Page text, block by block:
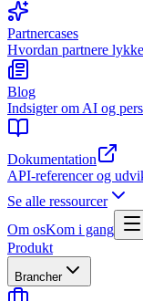
Partnercases
Hvordan partnere
Blog
Indsigter om AI og
Dokumentation
API-referencer og
Se alle ressourcer
Om osKom i gang
Produkt
Brancher